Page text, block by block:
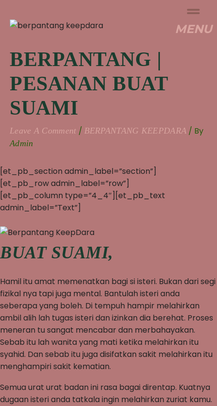
Content
MENU
BERPANTANG |
PESANAN BUAT
SUAMI
Leave A Comment / BERPANTANG KEEPDARA / By
Admin
[et_pb_section admin_label=”section”]
[et_pb_row admin_label=”row”]
[et_pb_column type=”4_4″][et_pb_text
admin_label=”Text”]
BUAT SUAMI,
Hamil itu amat memenatkan bagi si isteri. Bukan dari segi
fizikal nya tapi juga mental. Bantulah isteri anda
seberapa yang boleh. Di tempuh hampir melahirkan
ambil alih lah tugas isteri dan izinkan dia berehat. Proses
meneran tu sangat mencabar dan merbahayakan.
Sebab itu lah wanita yang mati ketika melahirkan itu
syahid. Dan sebab itu juga disifatkan sakit melahirkan itu
menghampiri sakit kematian.
Semua urat urat badan ini rasa bagai direntap. Kuatnya
dugaan isteri anda tatkala ingin melahirkan zuriat kamu.